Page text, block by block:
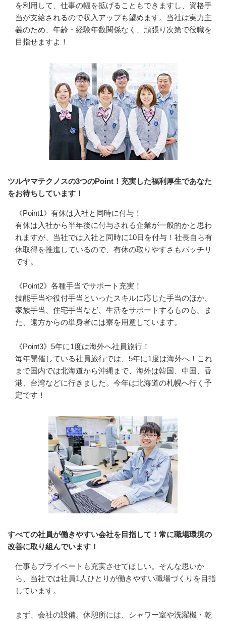
を利用して、仕事の幅を拡げることもできますし、資格手
当が支給されるので収入アップも望めます。当社は実力主
義のため、年齢・経験年数関係なく、頑張り次第で役職を
目指せますよ！
ツルヤマテクノスの3つのPoint！充実した福利厚生であなた
をお待ちしています！
《Point1》有休は入社と同時に付与！
有休は入社から半年後に付与される企業が一般的かと思わ
れますが、当社では入社と同時に10日を付与！社長自ら有
休取得を推進しているので、有休の取りやすさもバッチリ
です。
《Point2》各種手当でサポート充実！
技能手当や役付手当といったスキルに応じた手当のほか、
家族手当、住宅手当など、生活をサポートするものも。ま
た、遠方からの単身者には寮を用意しています。
《Point3》5年に1度は海外へ社員旅行！
毎年開催している社員旅行では、5年に1度は海外へ！これ
まで国内では北海道から沖縄まで、海外は韓国、中国、香
港、台湾などに行きました。今年は北海道の札幌へ行く予
定です！
すべての社員が働きやすい会社を目指して！常に職場環境の
改善に取り組んでいます！
仕事もプライベートも充実させてほしい。そんな思いか
ら、当社では社員1人ひとりが働きやすい職場づくりを目指
しています。
まず、会社の設備。休憩所には、シャワー室や洗濯機・乾